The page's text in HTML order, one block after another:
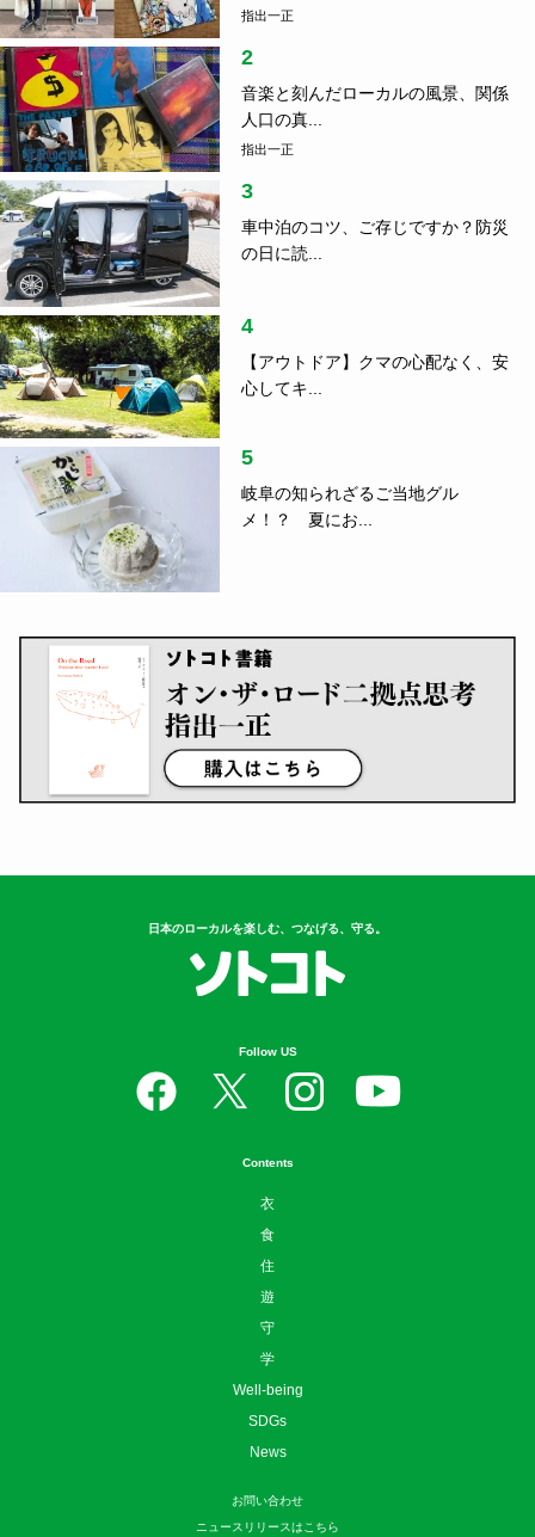
指出一正
2
音楽と刻んだローカルの風景、関係
人口の真...
指出一正
3
車中泊のコツ、ご存じですか？防災
の日に読...
4
【アウトドア】クマの心配なく、安
心してキ...
5
岐阜の知られざるご当地グル
メ！？ 夏にお...
日本のローカルを楽しむ、つなげる、守る。
Follow US
Contents
衣
食
住
遊
守
学
Well-being
SDGs
News
お問い合わせ
ニュースリリースはこちら